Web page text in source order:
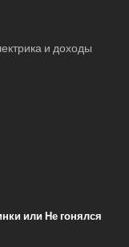
и доходы
или Не гонялся